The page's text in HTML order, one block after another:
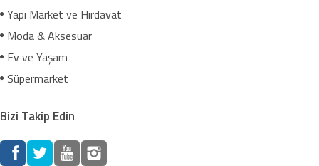
Yapı Market ve Hırdavat
Moda & Aksesuar
Ev ve Yaşam
Süpermarket
Bizi Takip Edin